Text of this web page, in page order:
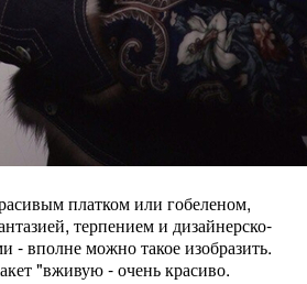
платком или гобеленом,
терпением и дизайнерско-
вполне можно такое изобразить.
"вживую - очень красиво.